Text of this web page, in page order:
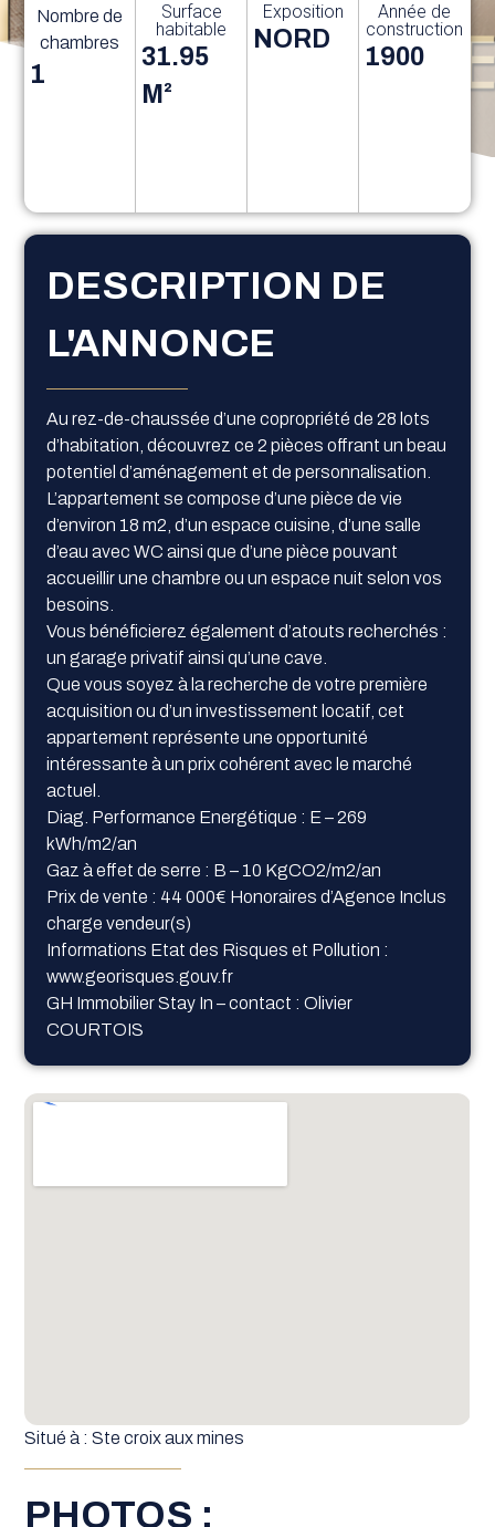
Nombre de
chambres
1
Surface
habitable
31.95
M²
Exposition
NORD
Année de
construction
1900
DESCRIPTION DE
L'ANNONCE
Au rez-de-chaussée d’une copropriété de 28 lots
d’habitation, découvrez ce 2 pièces offrant un beau
potentiel d’aménagement et de personnalisation.
L’appartement se compose d’une pièce de vie
d’environ 18 m2, d’un espace cuisine, d’une salle
d’eau avec WC ainsi que d’une pièce pouvant
accueillir une chambre ou un espace nuit selon vos
besoins.
Vous bénéficierez également d’atouts recherchés :
un garage privatif ainsi qu’une cave.
Que vous soyez à la recherche de votre première
acquisition ou d’un investissement locatif, cet
appartement représente une opportunité
intéressante à un prix cohérent avec le marché
actuel.
Diag. Performance Energétique : E – 269
kWh/m2/an
Gaz à effet de serre : B – 10 KgCO2/m2/an
Prix de vente : 44 000€ Honoraires d’Agence Inclus
charge vendeur(s)
Informations Etat des Risques et Pollution :
www.georisques.gouv.fr
GH Immobilier Stay In – contact : Olivier
COURTOIS
Situé à : Ste croix aux mines
PHOTOS :